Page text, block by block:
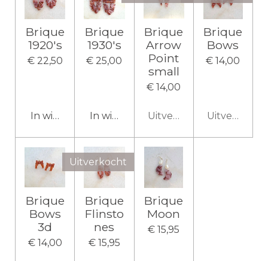
Brique
1920's
€ 22,50
In winkelwagen
Brique
1930's
€ 25,00
In winkelwagen
Brique
Arrow
Point
small
€ 14,00
Uitverkocht
Brique
Bows
€ 14,00
Uitverkocht
Brique
Bows
3d
€ 14,00
Uitverkocht
Brique
Flinsto
nes
€ 15,95
Brique
Moon
€ 15,95